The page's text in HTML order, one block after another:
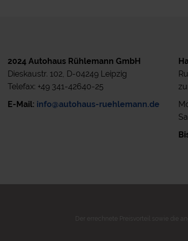
2024 Autohaus Rühlemann GmbH
Dieskaustr. 102, D-04249 Leipzig
Telefax: +49 341-42640-25
E-Mail: info@autohaus-ruehlemann.de
Der errechnete Preisvorteil sowie die